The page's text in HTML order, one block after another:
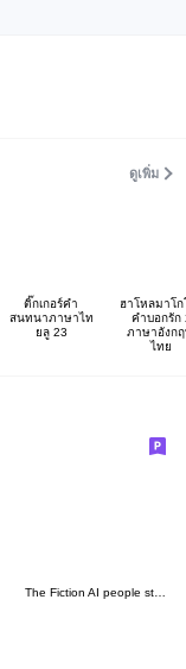
ดูเพิ่ม
ติ๊กเกอร์คำ
สนทนาภาษาไท
ยลู 23
ฮาโหลมาโก
คำบอกรัก
ภาษาอังก
ไทย
The Fiction AI people stamp